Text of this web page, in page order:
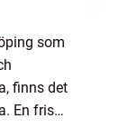
som
finns det
En frisör